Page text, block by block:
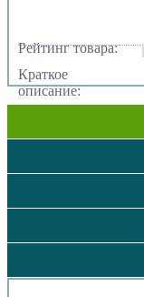
Рейтинг товара:
Краткое
описание: